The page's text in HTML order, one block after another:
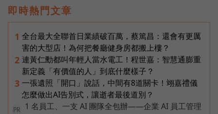
即時熱門文章
1 全台最大全聯首日業績破百萬，蔡篤昌：還會有更厲
害的大型店！為何把餐廳健身房都搬上樓？
2 連黃仁勳都叫年輕人當水電工！程世嘉：智慧通膨重
新定義「有價值的人」到底什麼樣子？
3 一張遺照「開口」說話，中間有8道關卡！翊嘉禮儀
怎麼做出AI告別式，讓逝者最後道別？
PR
1 名員工、一支 AI 團隊全包辦——企業 AI 員工管理